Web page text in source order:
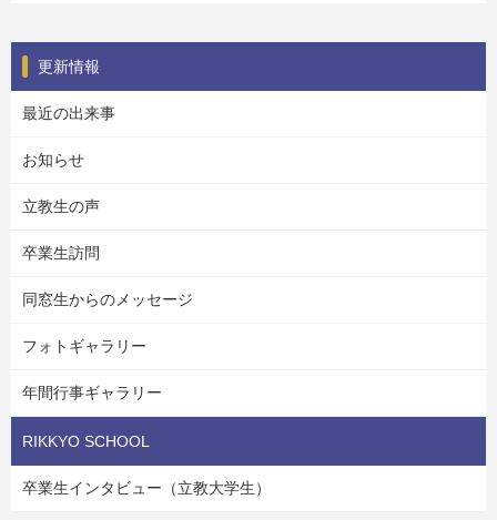
更新情報
最近の出来事
お知らせ
立教生の声
卒業生訪問
同窓生からのメッセージ
フォトギャラリー
年間行事ギャラリー
RIKKYO SCHOOL
卒業生インタビュー（立教大学生）